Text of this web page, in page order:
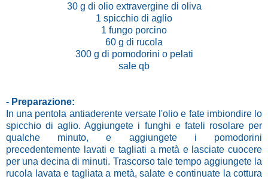
30 g di olio extravergine di oliva
1 spicchio di aglio
1 fungo porcino
60 g di rucola
300 g di pomodorini o pelati
sale qb
- Preparazione:
In una pentola antiaderente versate l'olio e fate imbiondire lo
spicchio di aglio. Aggiungete i funghi e fateli rosolare per
qualche minuto, e aggiungete i pomodorini
precedentemente lavati e tagliati a metà e lasciate cuocere
per una decina di minuti. Trascorso tale tempo aggiungete la
rucola lavata e tagliata a metà, salate e continuate la cottura